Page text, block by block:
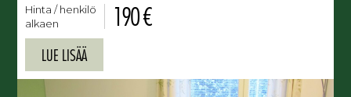
Hinta / henkilö
alkaen
190 €
LUE LISÄÄ